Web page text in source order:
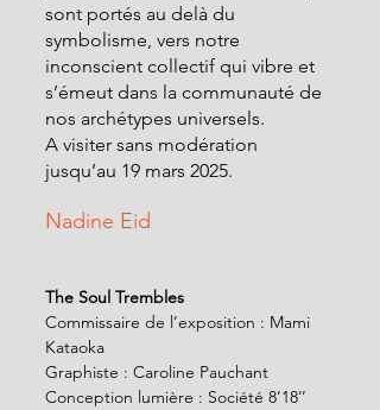
sont portés au delà du
symbolisme, vers notre
inconscient collectif qui vibre et
s’émeut dans la communauté de
nos archétypes universels.
A visiter sans modération
jusqu’au 19 mars 2025.
Nadine Eid
The Soul Trembles
Commissaire de l’exposition : Mami
Kataoka
Graphiste : Caroline Pauchant
Conception lumière : Société 8’18’’